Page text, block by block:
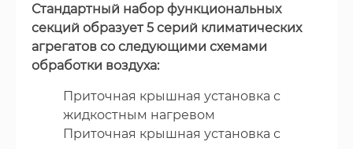
Стандартный набор функциональных
секций образует 5 серий климатических
агрегатов со следующими схемами
обработки воздуха:
Приточная крышная установка с
жидкостным нагревом
Приточная крышная установка с